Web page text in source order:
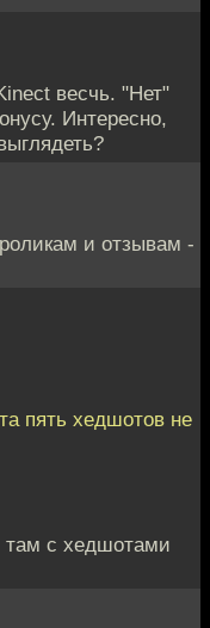
весчь. "Нет"
Интересно,
и отзывам -
пять хедшотов не
там с хедшотами